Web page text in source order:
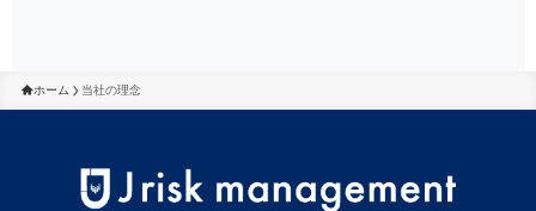
ホーム 当社の理念